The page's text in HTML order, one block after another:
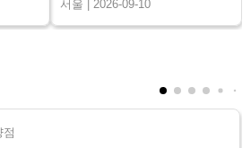
서울 | 2026-09-10